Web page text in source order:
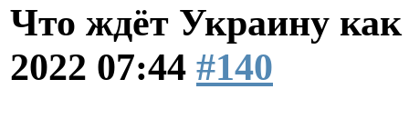
Что ждёт Украину как
2022 07:44 #140